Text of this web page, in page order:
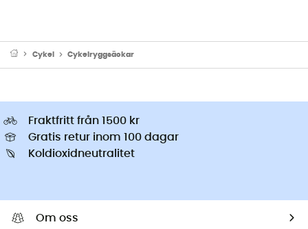
Cykel Cykelryggsäckar
Fraktfritt från 1500 kr
Gratis retur inom 100 dagar
Koldioxidneutralitet
Om oss